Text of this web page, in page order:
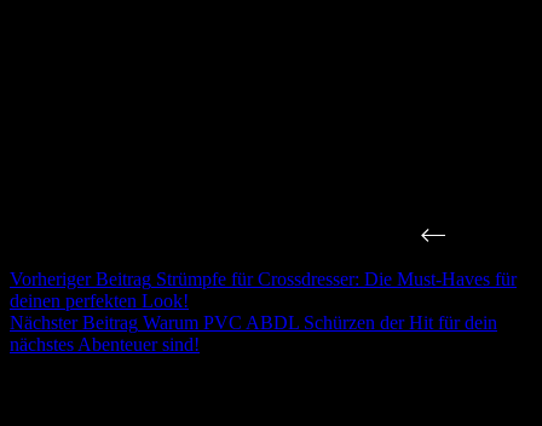
VorherigerBeitrag Strümpfe für Crossdresser: Die Must-Haves für
deinen perfekten Look!
NächsterBeitrag Warum PVC ABDL Schürzen der Hit für dein
nächstes Abenteuer sind!